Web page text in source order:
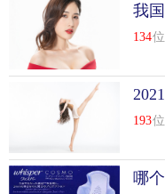
我
十名
134
193
哪